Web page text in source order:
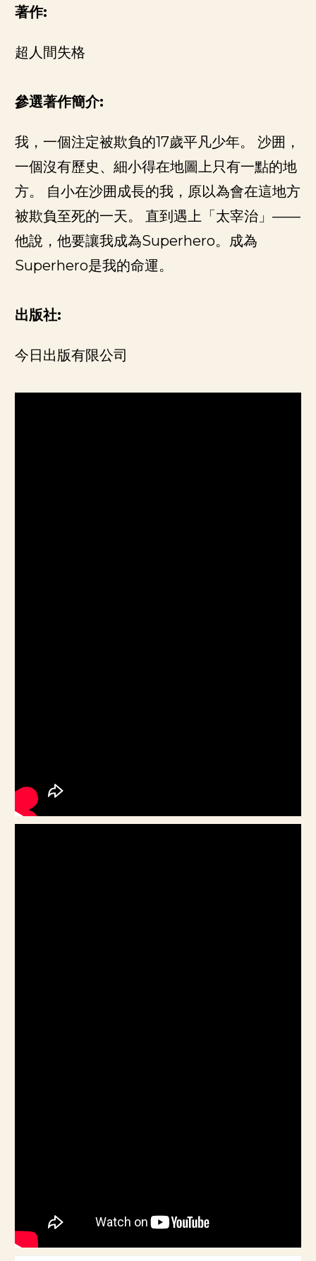
著作:
超人間失格
參選著作簡介:
我，一個注定被欺負的17歲平凡少年。
沙囲，
一個沒有歷史、細小得在地圖上只有一點的地
方。
自小在沙囲成長的我，原以為會在這地方
被欺負至死的一天。
直到遇上「太宰治」 ——
他說，他要讓我成為Superhero。成為
Superhero是我的命運。
出版社:
今日出版有限公司